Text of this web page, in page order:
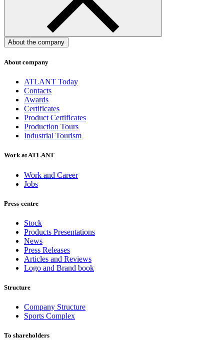
About the company
About company
ATLANT Today
Contacts
Awards
Certificates
Product Certificates
Production Tours
Industrial Tourism
Work at ATLANT
Work and Career
Jobs
Press-centre
Stock
Products Presentations
News
Press Releases
Articles and Reviews
Logo and Brand book
Structure
Company Structure
Sports Complex
To shareholders